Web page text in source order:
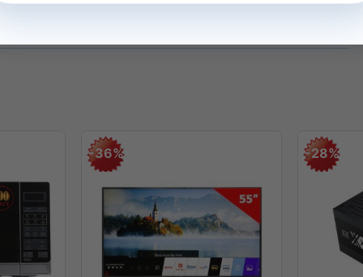
DCI-P3, 165Hz, DisplayHDR™ True Black 1000, Dolby
Blue Light, High Gaming Performance, Flicker Free
5060 8GB GDDR7, Boost Clock 2497MHz, TGP 115W, 572
-36% -28%